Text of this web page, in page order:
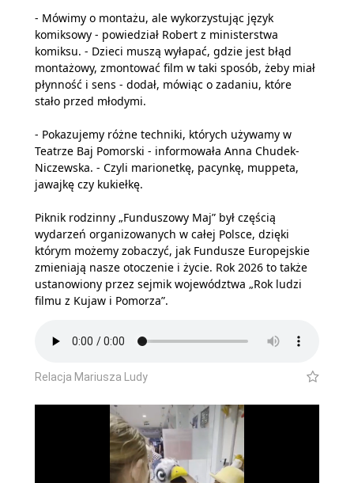
- Mówimy o montażu, ale wykorzystując język
komiksowy - powiedział Robert z ministerstwa
komiksu. - Dzieci muszą wyłapać, gdzie jest błąd
montażowy, zmontować film w taki sposób, żeby miał
płynność i sens - dodał, mówiąc o zadaniu, które
stało przed młodymi.
- Pokazujemy różne techniki, których używamy w
Teatrze Baj Pomorski - informowała Anna Chudek-
Niczewska. - Czyli marionetkę, pacynkę, muppeta,
jawajkę czy kukiełkę.
Piknik rodzinny „Funduszowy Maj” był częścią
wydarzeń organizowanych w całej Polsce, dzięki
którym możemy zobaczyć, jak Fundusze Europejskie
zmieniają nasze otoczenie i życie. Rok 2026 to także
ustanowiony przez sejmik województwa „Rok ludzi
filmu z Kujaw i Pomorza”.
Relacja Mariusza Ludy